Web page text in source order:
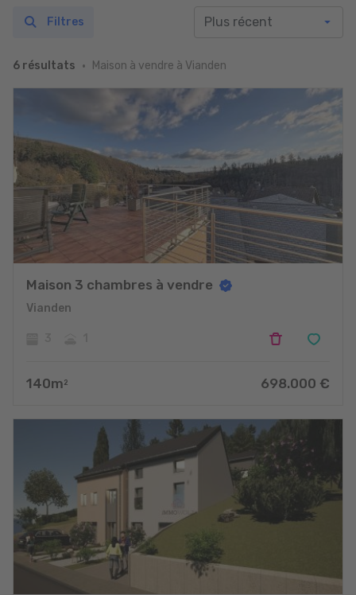
6 résultats Maison à vendre à Vianden
Filtres
Maison 3 chambres à vendre
Vianden
140m 2 698.000 €